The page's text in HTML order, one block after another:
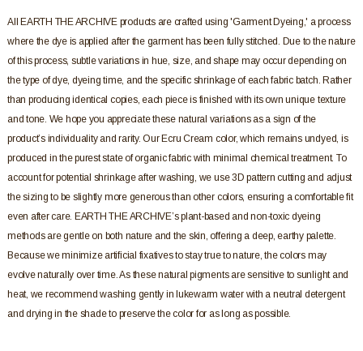
All EARTH THE ARCHIVE products are crafted using 'Garment Dyeing,' a process
where the dye is applied after the garment has been fully stitched. Due to the nature
of this process, subtle variations in hue, size, and shape may occur depending on
the type of dye, dyeing time, and the specific shrinkage of each fabric batch. Rather
than producing identical copies, each piece is finished with its own unique texture
and tone. We hope you appreciate these natural variations as a sign of the
product’s individuality and rarity. Our Ecru Cream color, which remains undyed, is
produced in the purest state of organic fabric with minimal chemical treatment. To
account for potential shrinkage after washing, we use 3D pattern cutting and adjust
the sizing to be slightly more generous than other colors, ensuring a comfortable fit
even after care. EARTH THE ARCHIVE’s plant-based and non-toxic dyeing
methods are gentle on both nature and the skin, offering a deep, earthy palette.
Because we minimize artificial fixatives to stay true to nature, the colors may
evolve naturally over time. As these natural pigments are sensitive to sunlight and
heat, we recommend washing gently in lukewarm water with a neutral detergent
and drying in the shade to preserve the color for as long as possible.